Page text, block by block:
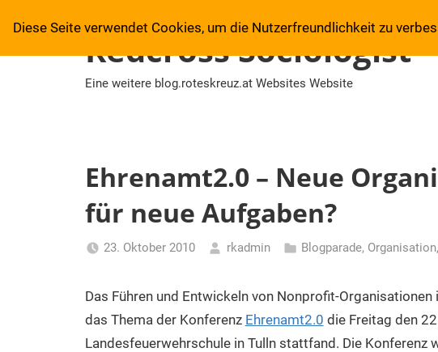
Inhalt
springen
Redcross Sociologist
Eine weitere blog.roteskreuz.at Websites Website
Ehrenamt2.0 – Neue
für neue Aufgaben?
23. Oktober 2010 rkadmin Blogparade, Organisation,
Das Führen und Entwickeln von Nonprofit-
das Thema der Konferenz Ehrenamt2.0 die Freitag den
Landesfeuerwehrschule in Tulln stattfand. Die Konferenz
Diese Seite verwendet Cookies, um die Nutzerfreundlichkeit zu